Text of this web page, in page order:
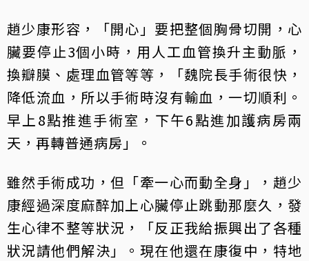
趙少康形容，「開心」要把整個胸骨切開，心
臟要停止3個小時，用人工血管換升主動脈，
換瓣膜、處理血管等等，「魏院長手術很快，
降低流血，所以手術時沒有輸血，一切順利。
早上8點推進手術室，下午6點進加護病房兩
天，再轉普通病房」。
雖然手術成功，但「牽一心而動全身」，趙少
康經過深度麻醉加上心臟停止跳動那麼久，發
生心律不整等狀況，「反正我給振興出了各種
狀況請他們解決」。現在他還在康復中，特地